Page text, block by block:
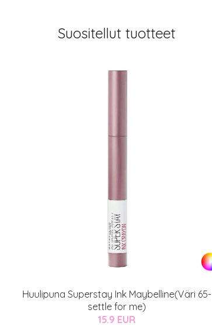
Suositellut tuotteet
Huulipuna Superstay Ink Maybelline(Väri 65-
settle for me)
15.9 EUR